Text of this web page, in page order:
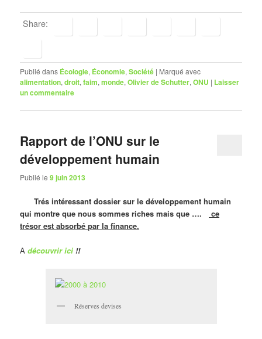
Share:
Publié dans Écologie, Économie,Société | Marqué avec
alimentation,droit,faim,monde,Olivier de Schutter,ONU | Laisser
un commentaire
Rapport de l’ONU sur le
développement humain
Publié le9 juin 2013
Trés intéressant dossier sur le développement humain
qui montre que nous sommes riches mais que ….
ce
trésor est absorbé par la finance.
A découvrir ici !!
Réserves devises